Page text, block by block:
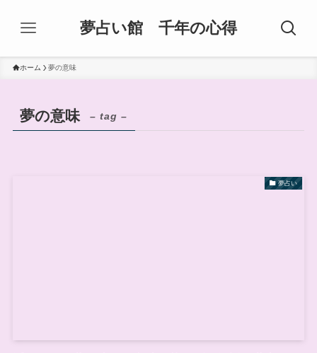
夢占い館 千年の心得
ホーム 夢の意味
夢の意味 – tag –
夢占い